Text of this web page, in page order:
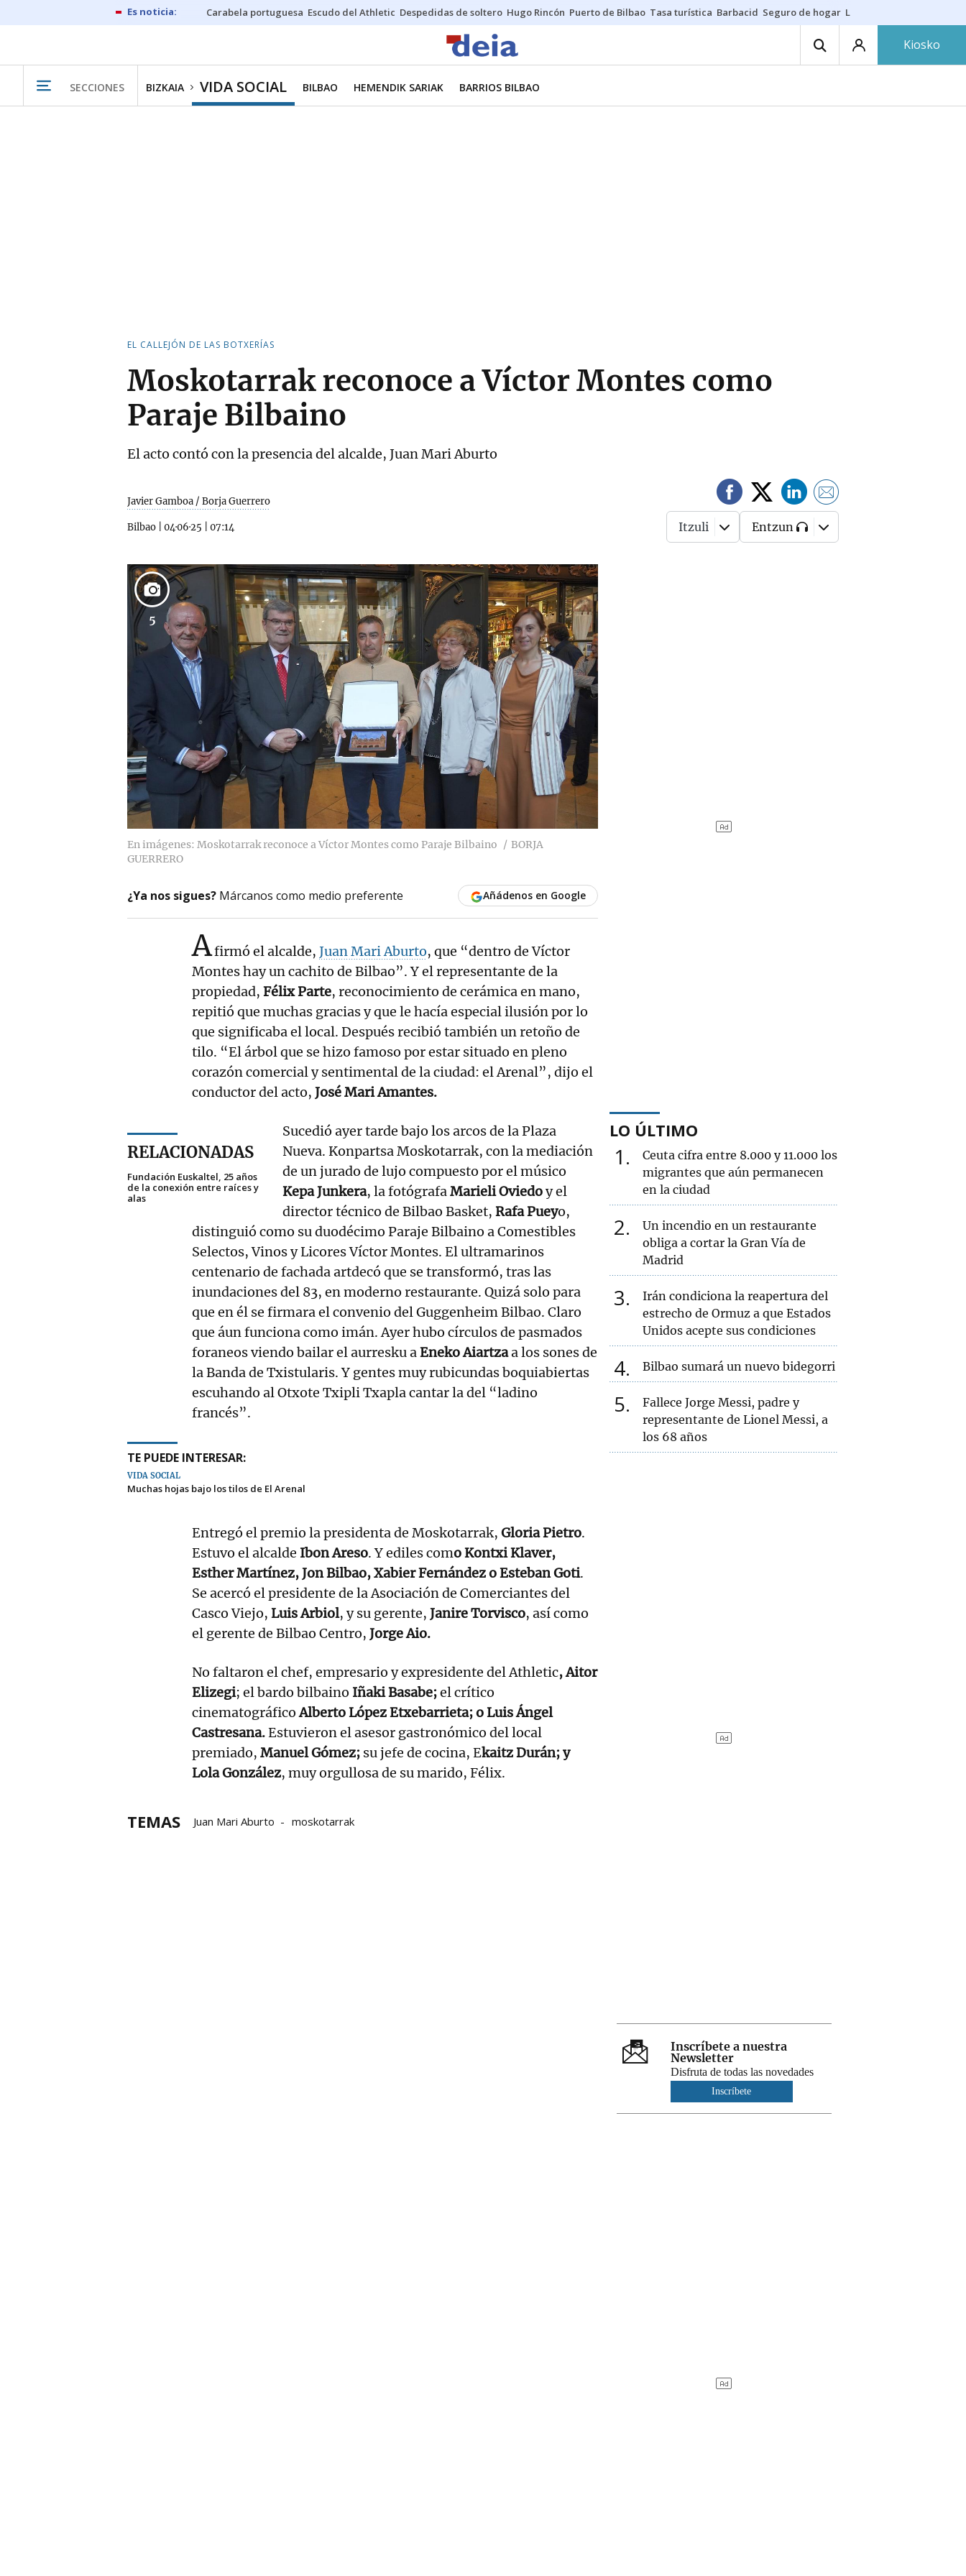
Carabela portuguesa Escudo del Athletic Despedidas de soltero Hugo Rincón Puerto de Bilbao Tasa turística Barbacid Seguro de hogar Lío Athletic-Osasuna
Kiosko
SECCIONES BIZKAIA VIDA SOCIAL BILBAO HEMENDIK SARIAK BARRIOS BILBAO
EL CALLEJÓN DE LAS BOTXERÍAS
Moskotarrak reconoce a Víctor Montes como
Paraje Bilbaino
El acto contó con la presencia del alcalde, Juan Mari Aburto
Javier Gamboa / Borja Guerrero
Bilbao 04·06·25 07:14 Itzuli Entzun
5
En imágenes: Moskotarrak reconoce a Víctor Montes como Paraje Bilbaino
BORJA
GUERRERO
¿Ya nos sigues? Márcanos como medio preferente Añádenos en Google
Afirmó el alcalde, Juan Mari Aburto, que “dentro de Víctor
Montes hay un cachito de Bilbao”. Y el representante de la
propiedad, Félix Parte, reconocimiento de cerámica en mano,
repitió que muchas gracias y que le hacía especial ilusión por lo
que significaba el local. Después recibió también un retoño de
tilo. “El árbol que se hizo famoso por estar situado en pleno
corazón comercial y sentimental de la ciudad: el Arenal”, dijo el
conductor del acto, José Mari Amantes.
RELACIONADAS
Fundación Euskaltel, 25 años
de la conexión entre raíces y
alas
Sucedió ayer tarde bajo los arcos de la Plaza
Nueva. Konpartsa Moskotarrak, con la mediación
de un jurado de lujo compuesto por el músico
Kepa Junkera, la fotógrafaMarieli Oviedoy el
director técnico de Bilbao Basket,Rafa Pueyo,
distinguió como su duodécimo Paraje Bilbaino a Comestibles
Selectos, Vinos y Licores Víctor Montes. El ultramarinos
centenario de fachada artdecó que se transformó, tras las
inundaciones del 83, en moderno restaurante. Quizá solo para
que en él se firmara el convenio del Guggenheim Bilbao. Claro
que áun funciona como imán. Ayer hubo círculos de pasmados
foraneos viendo bailar el aurresku aEneko Aiartzaa los sones de
la Banda de Txistularis. Y gentes muy rubicundas boquiabiertas
escuhando al Otxote Txipli Txapla cantar la del “ladino
francés”.
TE PUEDE INTERESAR:
VIDA SOCIAL
Muchas hojas bajo los tilos de El Arenal
Entregó el premio la presidenta de Moskotarrak, Gloria Pietro.
Estuvo el alcalde Ibon Areso. Y ediles como Kontxi Klaver,
Esther Martínez, Jon Bilbao, Xabier Fernández o Esteban Goti.
Se acercó el presidente de la Asociación de Comerciantes del
Casco Viejo, Luis Arbiol, y su gerente, Janire Torvisco, así como
el gerente de Bilbao Centro, Jorge Aio.
No faltaron el chef, empresario y expresidente del Athletic, Aitor
Elizegi; el bardo bilbaino Iñaki Basabe;el crítico
cinematográficoAlberto López Etxebarrieta; o Luis Ángel
Castresana.Estuvieron el asesor gastronómico del local
premiado, Manuel Gómez; su jefe de cocina, Ekaitz Durán; y
Lola González, muy orgullosa de su marido, Félix.
TEMAS Juan Mari Aburto moskotarrak
LO ÚLTIMO
1
Ceuta cifra entre 8.000 y 11.000 los
migrantes que aún permanecen
en la ciudad
2
Un incendio en un restaurante
obliga a cortar la Gran Vía de
Madrid
3
Irán condiciona la reapertura del
estrecho de Ormuz a que Estados
Unidos acepte sus condiciones
4 Bilbao sumará un nuevo bidegorri
5
Fallece Jorge Messi, padre y
representante de Lionel Messi, a
los 68 años
Inscríbete a nuestra
Newsletter
Disfruta de todas las novedades
Inscríbete